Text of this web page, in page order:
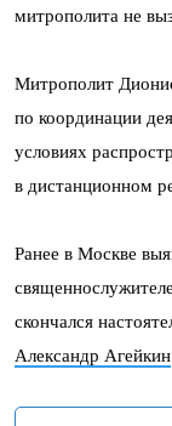
митрополита не
Митрополит
по координации
условиях
в дистанционном
Ранее в Москве
скончался
Александр Агейкин